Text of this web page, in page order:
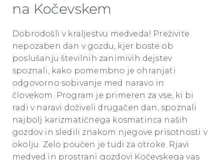
na Kočevskem
Dobrodošli v kraljestvu medveda! Preživite
nepozaben dan v gozdu, kjer boste ob
poslušanju številnih zanimivih dejstev
spoznali, kako pomembno je ohranjati
odgovorno sobivanje med naravo in
človekom. Program je primeren za vse, ki bi
radi v naravi doživeli drugačen dan, spoznali
najbolj karizmatičnega kosmatinca naših
gozdov in sledili znakom njegove prisotnosti v
okolju. Zelo poučen je tudi za otroke. Rjavi
medved in prostrani gozdovi Kočevskega vas